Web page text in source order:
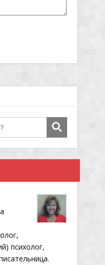
психолог,